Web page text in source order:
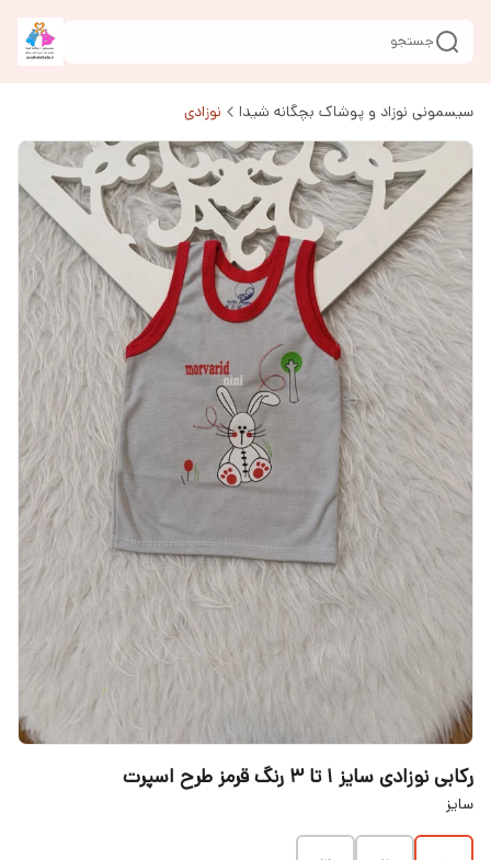
جستجو
سیسمونی نوزاد و پوشاک بچگانه شیدا نوزادی
رکابی نوزادی سایز ۱ تا ۳ رنگ قرمز طرح اسپرت
سایز